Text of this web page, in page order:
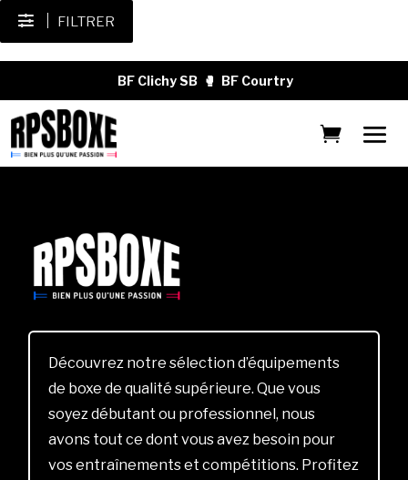
FILTRER
BF Clichy SB 🥊 BF Courtry
Découvrez notre sélection d’équipements
de boxe de qualité supérieure. Que vous
soyez débutant ou professionnel, nous
avons tout ce dont vous avez besoin pour
vos entraînements et compétitions. Profitez